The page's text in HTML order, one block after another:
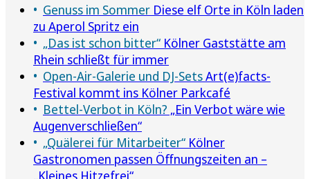
Genuss im Sommer Diese elf Orte in Köln laden
zu Aperol Spritz ein
„Das ist schon bitter“ Kölner Gaststätte am
Rhein schließt für immer
Open-Air-Galerie und DJ-SetsArt(e)facts-
Festival kommt ins Kölner Parkcafé
Bettel-Verbot in Köln? „Ein Verbot wäre wie
Augenverschließen“
„Quälerei für Mitarbeiter“ Kölner
Gastronomen passen Öffnungszeiten an –
„Kleines Hitzefrei“